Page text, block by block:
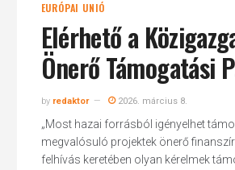
EURÓPAI UNIÓ
Elérhető a
Önerő Támogatási
by redaktor 2026. március 8.
„Most hazai forrásból igényelhet
megvalósuló projektek önerő
felhívás keretében olyan kérelmek